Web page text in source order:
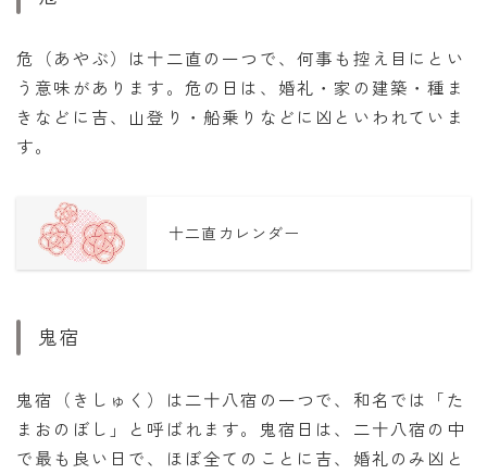
危（あやぶ）は十二直の一つで、何事も控え目にとい
う意味があります。危の日は、婚礼・家の建築・種ま
きなどに吉、山登り・船乗りなどに凶といわれていま
す。
十二直カレンダー
鬼宿
鬼宿（きしゅく）は二十八宿の一つで、和名では「た
まおのぼし」と呼ばれます。鬼宿日は、二十八宿の中
で最も良い日で、ほぼ全てのことに吉、婚礼のみ凶と